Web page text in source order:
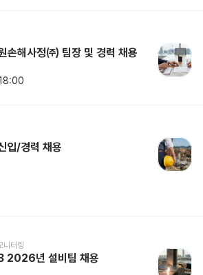
손해사정㈜ 팀장 및 경력 채용
입/경력 채용
니터링
2026년 설비팀 채용